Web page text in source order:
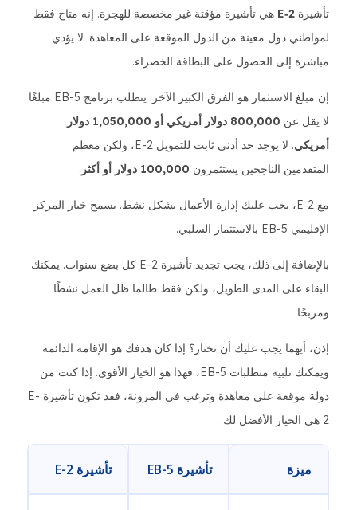
تأشيرة E‑2 هي تأشيرة مؤقتة غير مخصصة للهجرة. إنه متاح فقط
لمواطني دول معينة من الدول الموقعة على المعاهدة. لا يؤدي
مباشرة إلى الحصول على البطاقة الخضراء.
إن مبلغ الاستثمار هو الفرق الكبير الآخر. يتطلب برنامج EB-5 مبلغًا
لا يقل عن
800,000 دولار أمريكي أو 1,050,000 دولار
أمريكي
. لا يوجد حد أدنى ثابت للتمويل E-2، ولكن معظم
المتقدمين الناجحين يستثمرون 100,000 دولار أو أكثر .
مع E‑2، يجب عليك إدارة الأعمال بشكل نشط. يسمح خيار المركز
الإقليمي EB-5 بالاستثمار السلبي.
بالإضافة إلى ذلك، يجب تجديد تأشيرة E-2 كل بضع سنوات. يمكنك
البقاء على المدى الطويل، ولكن فقط طالما ظل العمل نشطًا
ومربحًا.
إذن، أيهما يجب عليك أن تختار؟ إذا كان هدفك هو الإقامة الدائمة
ويمكنك تلبية متطلبات EB-5، فهذا هو الخيار الأقوى. إذا كنت من
دولة موقعة على معاهدة وترغب في المرونة، فقد تكون تأشيرة E-
2 هي الخيار الأفضل لك.
ميزة تأشيرة EB-5 تأشيرة E-2